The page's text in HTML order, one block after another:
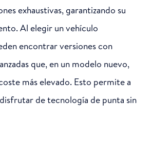
exhaustivas, garantizando su
Al elegir un vehículo
encontrar versiones con
que, en un modelo nuevo,
más elevado. Esto permite a
de tecnología de punta sin